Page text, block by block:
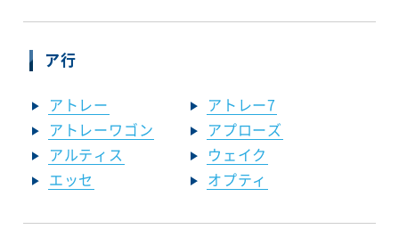
ア行
アトレー
アトレー7
アトレーワゴン
アプローズ
アルティス
ウェイク
エッセ
オプティ